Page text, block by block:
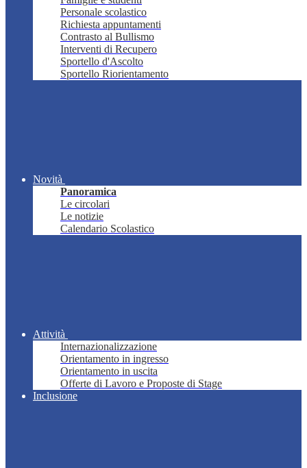
Personale scolastico
Richiesta appuntamenti
Contrasto al Bullismo
Interventi di Recupero
Sportello d'Ascolto
Sportello Riorientamento
Novità
Panoramica
Le circolari
Le notizie
Calendario Scolastico
Attività
Internazionalizzazione
Orientamento in ingresso
Orientamento in uscita
Offerte di Lavoro e Proposte di Stage
Inclusione